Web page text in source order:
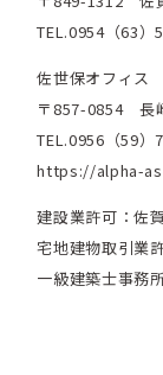
TEL.0954（63
佐世保オフィス
〒857-0854 長
TEL.0956（59
https://alpha-
建設業許可：佐
宅地建物取引業
一級建築士事務